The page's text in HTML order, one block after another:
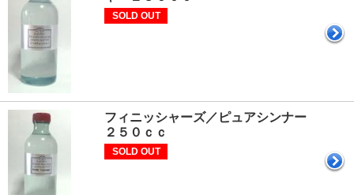
SOLD OUT
フィニッシャーズ／ピュアシンナー
２５０ｃｃ
SOLD OUT